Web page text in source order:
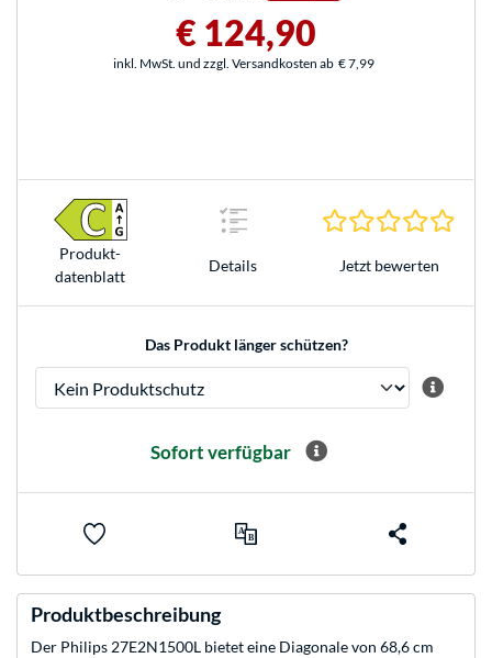
€ 124,90
inkl. MwSt. und zzgl. Versandkosten ab € 7,99
Produkt­
datenblatt
Details Jetzt bewerten
Das Produkt länger schützen?
Sofort verfügbar
Produktbeschreibung
Der Philips 27E2N1500L bietet eine Diagonale von 68,6 cm